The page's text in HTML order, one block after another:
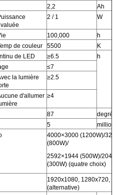
2,2
Ah
2 / 1 W
100,000
h
de couleur
5500
K
de LED ≥6.5
h
≤7
la lumière
≥2.5
d'allumer ≥4
87
degré
5
million
4000×3000 (1200W)/
(800W)/
2592×1944 (500W)/
(300W) (quatre choix)
1920x1080, 1280x720,
(alternative)